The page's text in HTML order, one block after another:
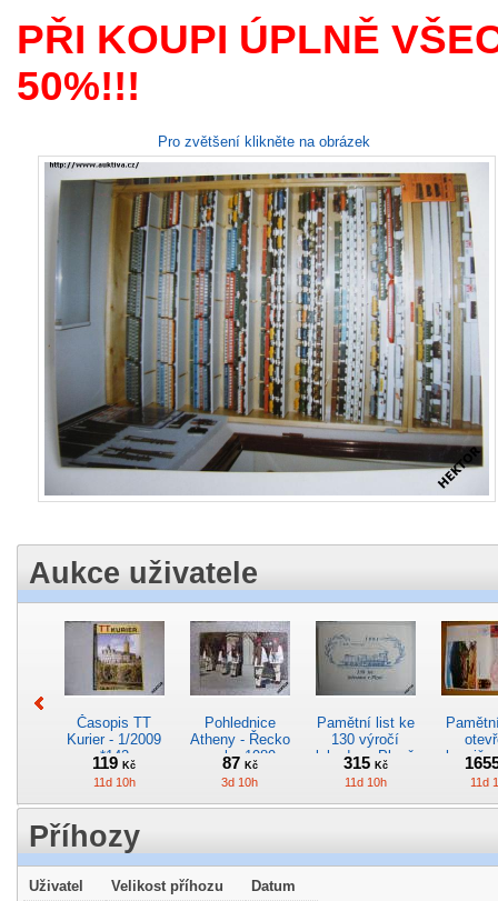
PŘI KOUPI ÚPLNĚ
50%!!!
Pro zvětšení klikněte na obrázek
Aukce uživatele
Časopis TT
Kurier - 1/2009
*142
119Kč
11d 10h
Pohlednice
Atheny - Řecko
z roku 1989.
Nová nepoužitá
*5019
87 Kč
3d 10h
Pamětní list ke
130 výročí
lokodepa Plzeň
*2963
315 Kč
11d 10h 11d
Příhozy
Uživatel Velikost příhozu Datum